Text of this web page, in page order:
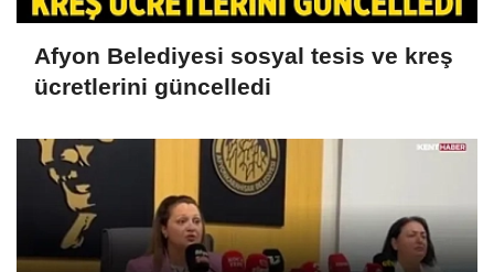
Afyon Belediyesi sosyal tesis ve kreş
ücretlerini güncelledi